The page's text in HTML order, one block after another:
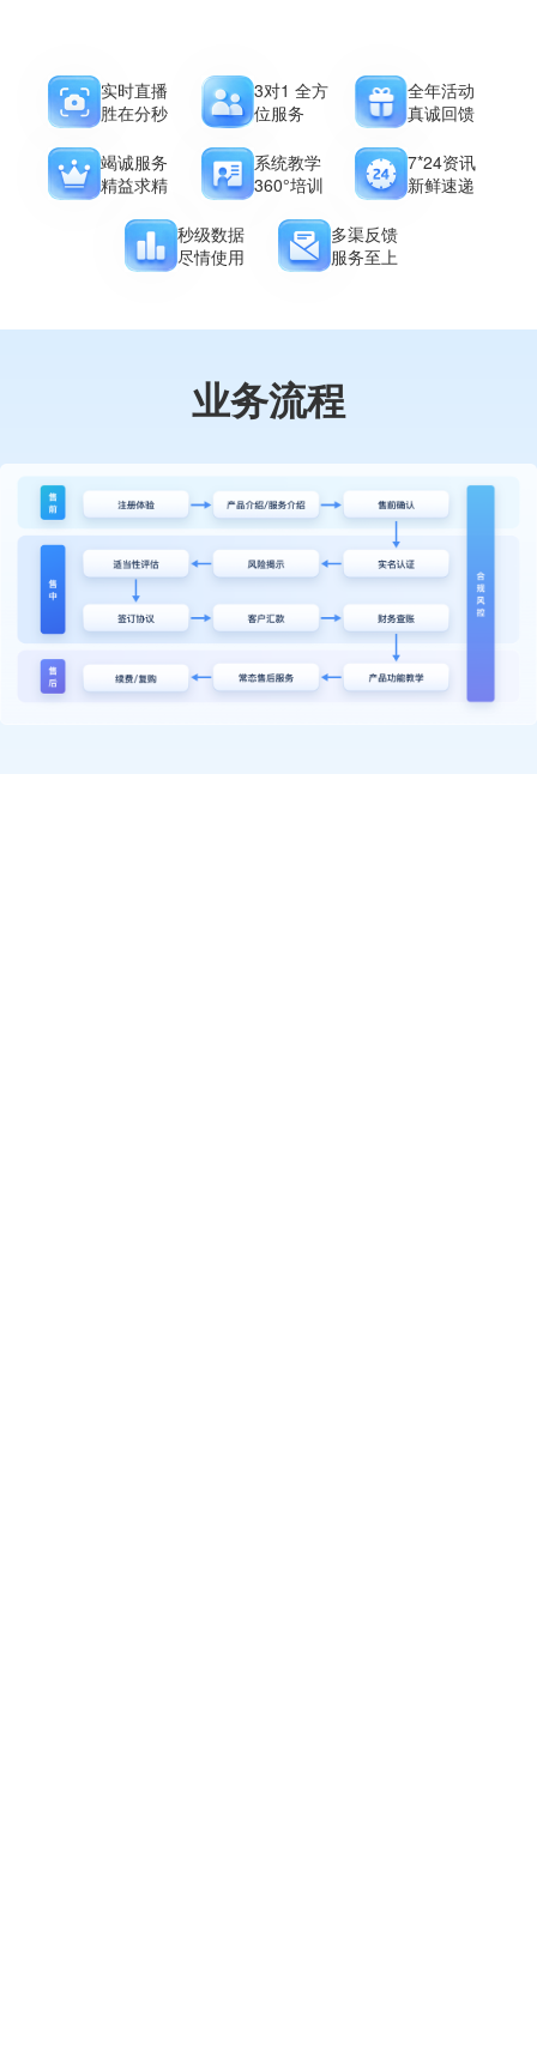
实时直播
胜在分秒
3对1 全方
位服务
全年活动
真诚回馈
竭诚服务
精益求精
系统教学
360°培训
7*24资讯
新鲜速递
秒级数据
尽情使用
多渠反馈
服务至上
业务流程